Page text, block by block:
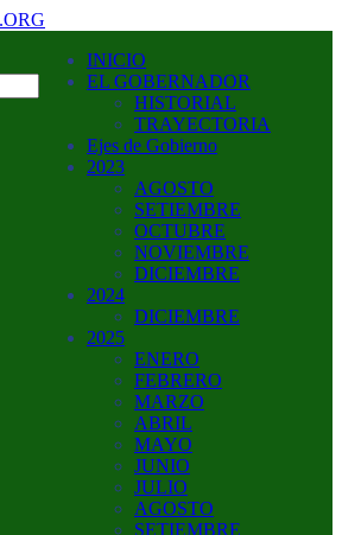
2023
INICIO
EL GOBERNADOR
HISTORIAL
TRAYECTORIA
Ejes de Gobierno
2023
AGOSTO
SETIEMBRE
OCTUBRE
NOVIEMBRE
DICIEMBRE
2024
DICIEMBRE
2025
ENERO
FEBRERO
MARZO
ABRIL
MAYO
JUNIO
JULIO
AGOSTO
SETIEMBRE